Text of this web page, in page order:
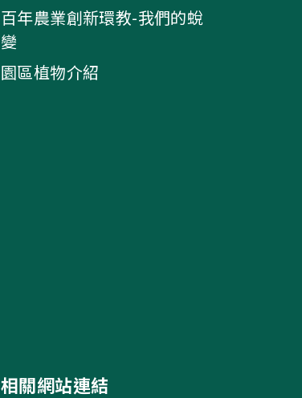
百年農業創新環教-我們的蛻
變
園區植物介紹
相關網站連結